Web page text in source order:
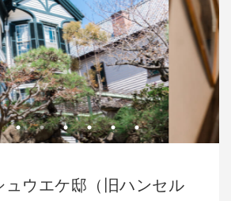
ュウエケ邸（旧ハンセル